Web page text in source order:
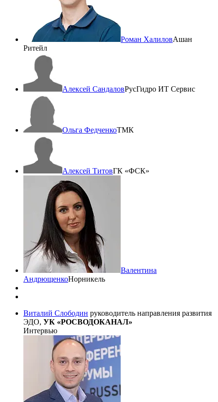
Роман ХалиловАшан
Ритейл
Алексей СандаловРусГидро ИТ Сервис
Ольга ФедченкоТМК
Алексей ТитовГК «ФСК»
Валентина
АндрющенкоНорникель
Виталий Слободин руководитель направления развития
ЭДО, УК «РОСВОДОКАНАЛ»
Интервью